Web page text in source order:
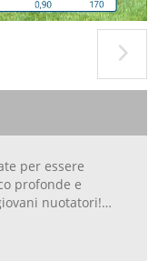
per essere
profonde e
nuotatori!
ad alta tenacità,